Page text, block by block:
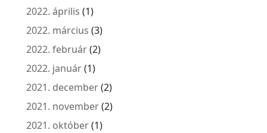
2022. április (1)
2022. március (3)
2022. február(2)
2022. január(1)
2021. december(2)
2021. november(2)
2021. október(1)